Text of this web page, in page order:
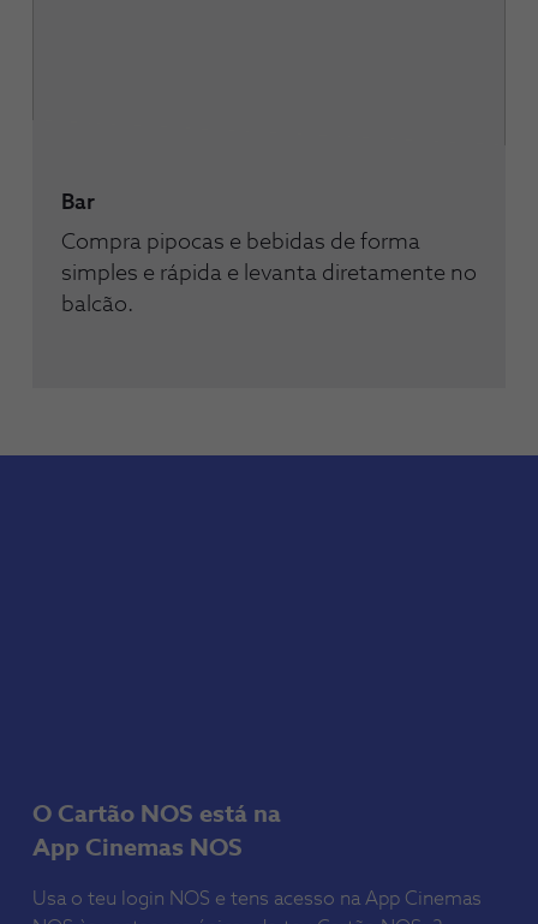
Bar
Compra pipocas e bebidas de forma
simples e rápida e levanta diretamente no
balcão.
O Cartão NOS está na
Usa o teu login NOS e tens acesso na App Cinemas